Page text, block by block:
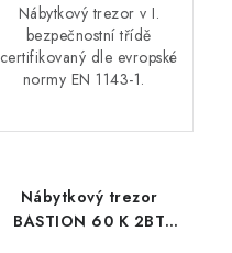
Nábytkový trezor v I.
bezpečnostní třídě
certifikovaný dle evropské
normy EN 1143-1.
Nábytkový trezor
BASTION 60 K 2BT